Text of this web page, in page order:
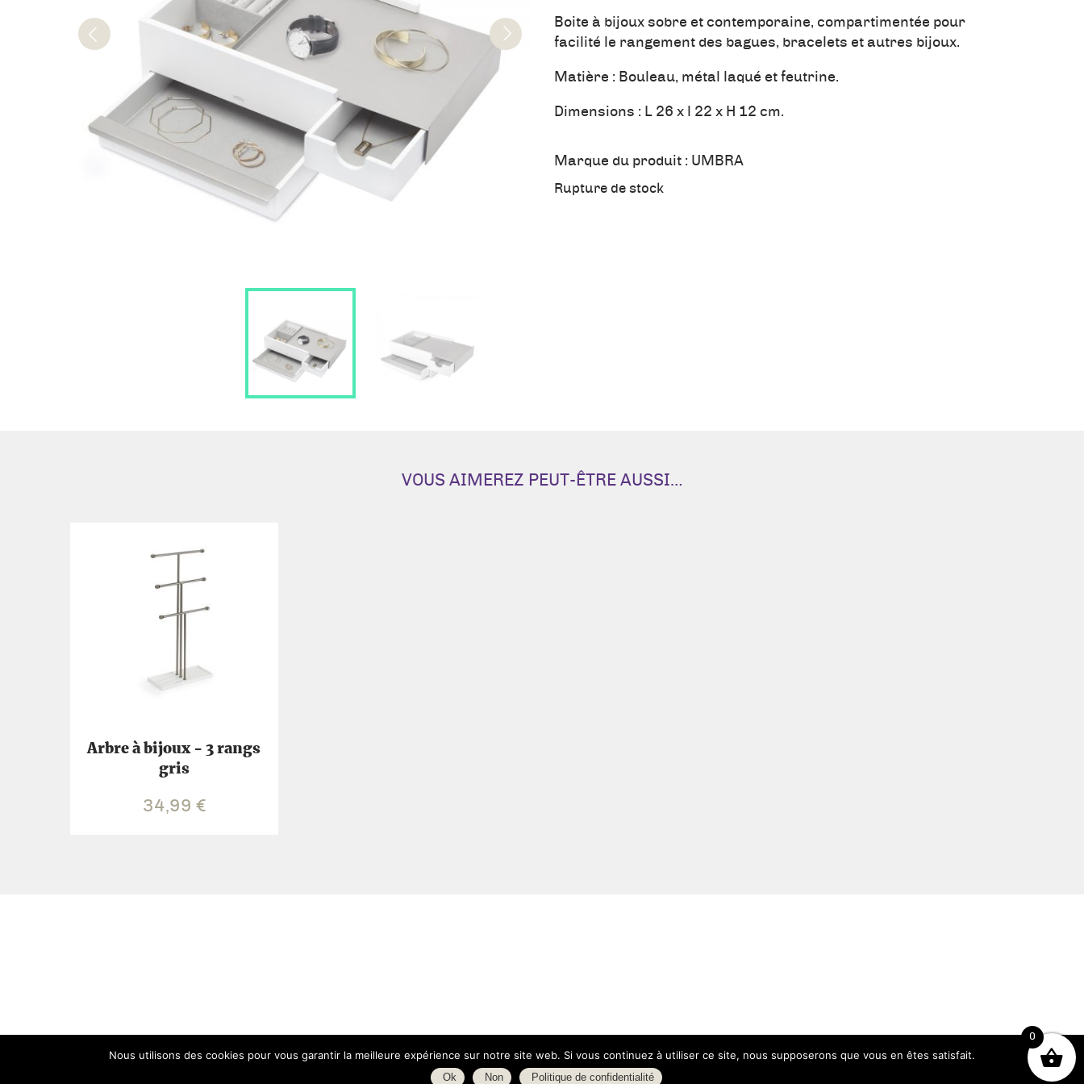
Boite à bijoux sobre et contemporaine, compartimentée pour
facilité le rangement des bagues, bracelets et autres bijoux.
Matière : Bouleau, métal laqué et feutrine.
Dimensions : L 26 x l 22 x H 12 cm.
Marque du produit : UMBRA
Rupture de stock
VOUS AIMEREZ PEUT-ÊTRE AUSSI…
Arbre à bijoux - 3 rangs
gris
34,99 €
0
Nous utilisons des cookies pour vous garantir la meilleure expérience sur notre site web. Si vous continuez à utiliser ce site, nous supposerons que vous en êtes satisfait.
Ok Non Politique de confidentialité